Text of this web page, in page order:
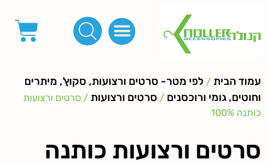
עמוד הבית / לפי מטר- סרטים ורצועות, סקוץ', מיתרים
וחוטים, גומי ורוכסנים / סרטים ורצועות / סרטים ורצועות
כותנה 100%
סרטים ורצועות כותנה